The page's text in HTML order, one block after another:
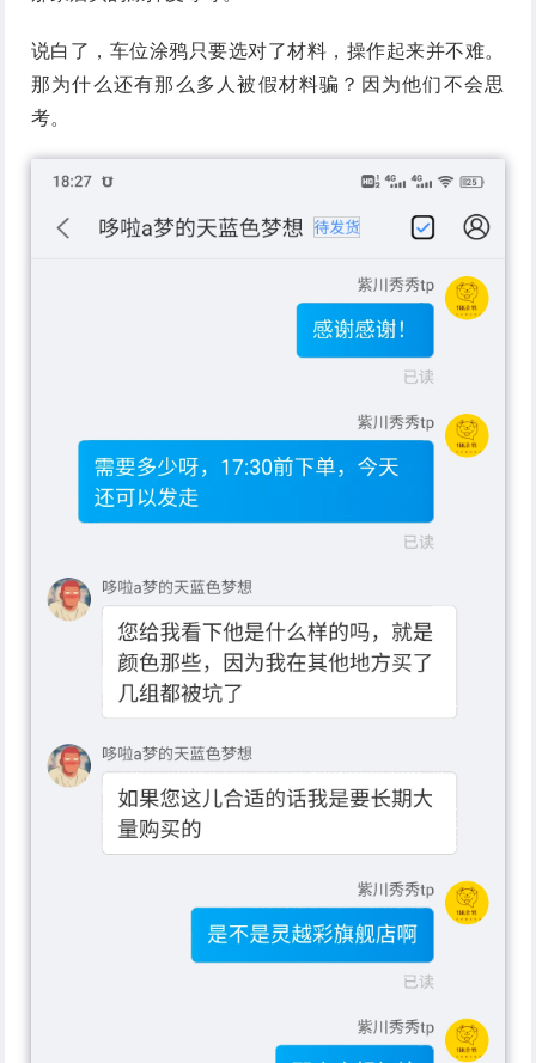
说白了，车位涂鸦只要选对了材料，操作起来并不难。
那为什么还有那么多人被假材料骗？因为他们不会思
考。